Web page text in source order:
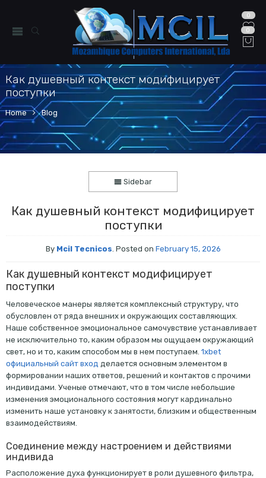
0
0
Как душевный контекст модифицирует
поступки
Home Blog
Sidebar
Как душевный контекст модифицирует
поступки
By Mcil Tecnicos. Posted on February 15, 2026
Как душевный контекст модифицирует
поступки
Человеческое манеры является комплексный структуру, что
обусловлен от ряда внешних и окружающих составляющих.
Наше собственное эмоциональное самочувствие устанавливает
не исключительно то, каким образом мы ощущаем окружающий
свет, но и то, каким способом мы в нем поступаем. 1xbet
официальный сайт вход делается основным элементом в
формировании наших ответов, решений и контактов с прочими
индивидами. Ученые отмечают, что в том числе небольшие
изменения эмоционального состояния могут кардинально
изменить наше установку к занятости, близким и общественным
взаимодействиям.
Соединение между настроением и действиями
индивида
Расположение духа функционирует в роли душевного фильтра,